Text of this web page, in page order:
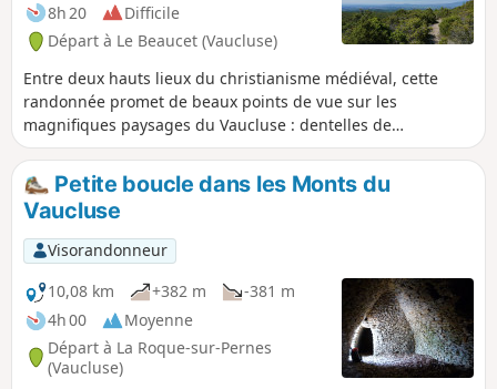
8h 20
Difficile
Départ à Le Beaucet (Vaucluse)
Entre deux hauts lieux du christianisme médiéval, cette
randonnée promet de beaux points de vue sur les
magnifiques paysages du Vaucluse : dentelles de
Montmirail, Mont Ventoux, et sur la vallée du Rhône. La
végétation touffue offre ses ombrages en été. Exigeante par
sa longueur et son dénivelé elle est réservée aux
randonneurs expérimentés et motivés. On s'abstiendra en
cas de pluie ou d'orage menaçant.
Petite boucle dans les Monts du
Vaucluse
Visorandonneur
10,08 km
+382 m
-381 m
4h 00
Moyenne
Départ à La Roque-sur-Pernes
(Vaucluse)